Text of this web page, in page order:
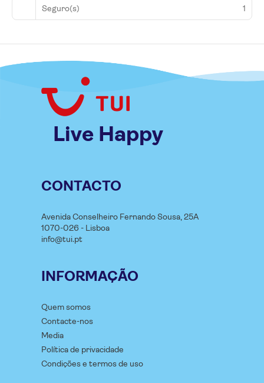
Seguro(s) 1
Live Happy
CONTACTO
Avenida Conselheiro Fernando Sousa, 25A
1070-026 - Lisboa
info@tui.pt
INFORMAÇÃO
Quem somos
Contacte-nos
Media
Política de privacidade
Condições e termos de uso